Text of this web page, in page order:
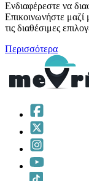
Ενδιαφέρεστε να
Επικοινωνήστε μαζί
τις διαθέσιμες
Περισσότερα